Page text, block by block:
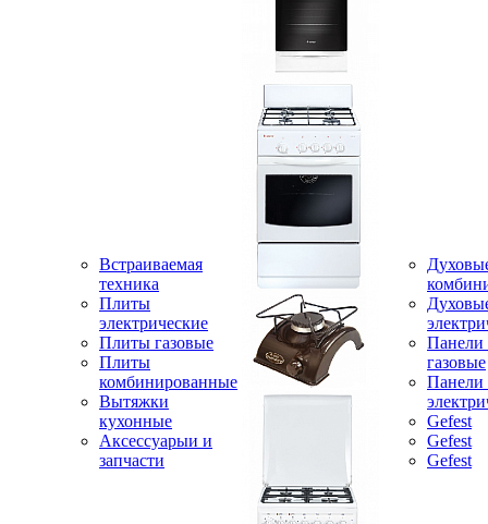
Встраиваемая
техника
Плиты
электрические
Плиты газовые
Плиты
комбинированные
Вытяжки
кухонные
Аксессуарыи и
запчасти
Панели
газовые
Панели
Gefest
Gefest
Gefest